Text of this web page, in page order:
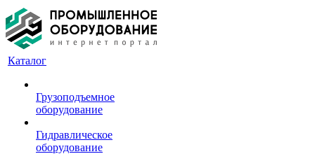
Каталог
Грузоподъемное
оборудование
Гидравлическое
оборудование